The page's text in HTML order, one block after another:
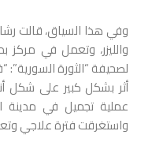
وفي هذا السياق، قالت
والليزر، وتعمل في مركز
أثر بشكل كبير على شكل
عملية تجميل في مدينة
واستغرقت فترة علاجي